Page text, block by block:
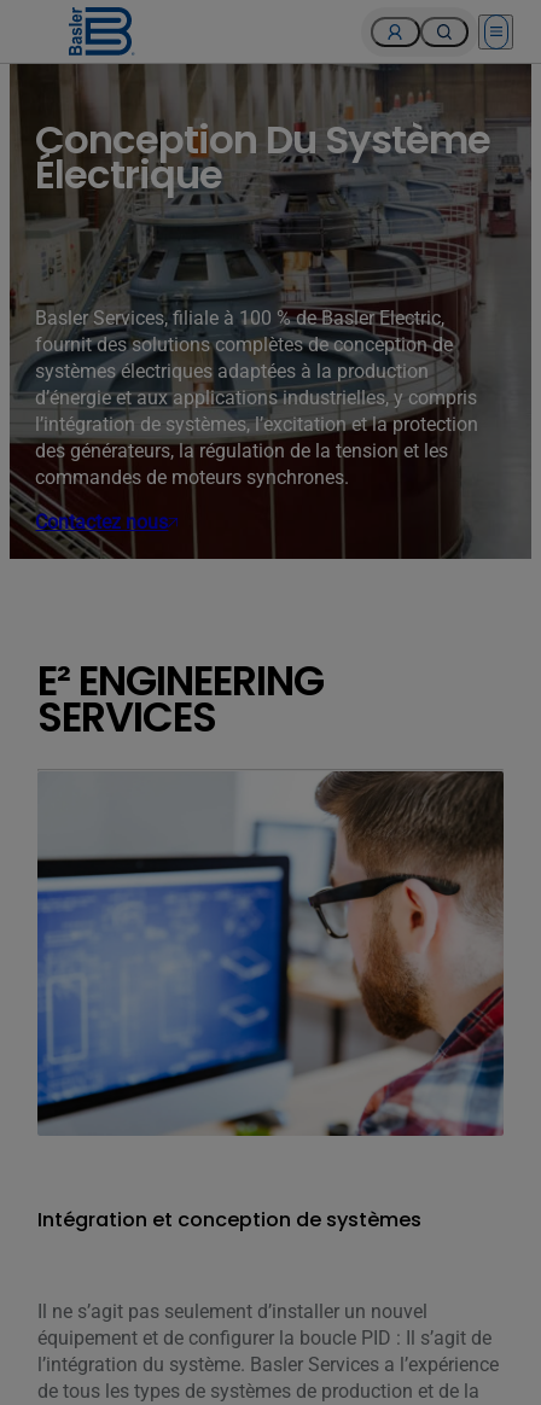
Open
Turbines of hydroelectricity power station generators inside
the Hoover Dam fuel and power generation plant, Arizona,
Nevada, USA.
Conception Du Système
Électrique
Basler Services, filiale à 100 % de Basler Electric,
fournit des solutions complètes de conception de
systèmes électriques adaptées à la production
d’énergie et aux applications industrielles, y compris
l’intégration de systèmes, l’excitation et la protection
des générateurs, la régulation de la tension et les
commandes de moteurs synchrones.
Contactez nous
E² ENGINEERING
SERVICES
Intégration et conception de systèmes
Il ne s’agit pas seulement d’installer un nouvel
équipement et de configurer la boucle PID : Il s’agit de
l’intégration du système. Basler Services a l’expérience
de tous les types de systèmes de production et de la